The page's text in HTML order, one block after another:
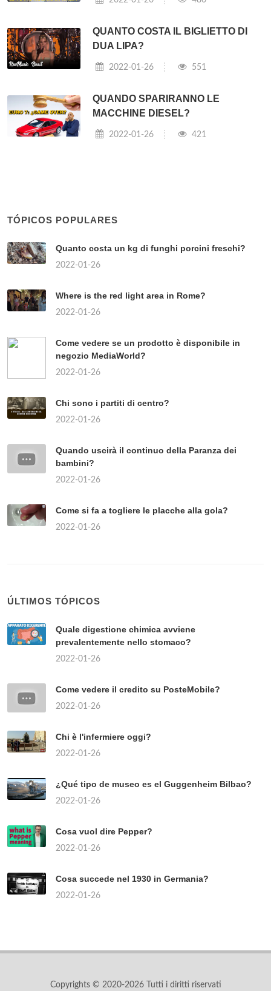
QUANTO COSTA IL BIGLIETTO DI
DUA LIPA?
2022-01-26 551
QUANDO SPARIRANNO LE
MACCHINE DIESEL?
2022-01-26 421
TÓPICOS POPULARES
Quanto costa un kg di funghi porcini freschi?
2022-01-26
Where is the red light area in Rome?
2022-01-26
Come vedere se un prodotto è disponibile in
negozio MediaWorld?
2022-01-26
Chi sono i partiti di centro?
2022-01-26
Quando uscirà il continuo della Paranza dei
bambini?
2022-01-26
Come si fa a togliere le placche alla gola?
2022-01-26
ÚLTIMOS TÓPICOS
Quale digestione chimica avviene
prevalentemente nello stomaco?
2022-01-26
Come vedere il credito su PosteMobile?
2022-01-26
Chi è l'infermiere oggi?
2022-01-26
¿Qué tipo de museo es el Guggenheim Bilbao?
2022-01-26
Cosa vuol dire Pepper?
2022-01-26
Cosa succede nel 1930 in Germania?
2022-01-26
Copyrights © 2020-2026 Tutti i diritti riservati